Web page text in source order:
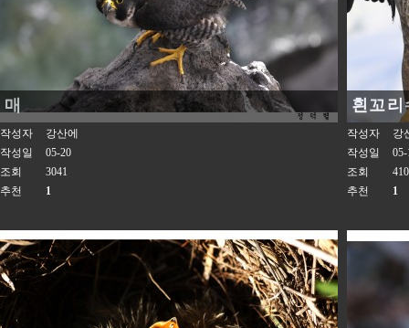
매
작성자
강산에
작성일
05-20
조회
3041
추천
1
흰꼬리
작성자
강
작성일
05-
조회
추천
1